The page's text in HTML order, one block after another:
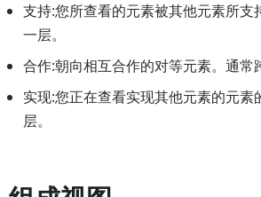
支持:您所查看的元素被其他元素所
一层。
合作:朝向相互合作的对等元素。通常
实现:您正在查看实现其他元素的元
层。